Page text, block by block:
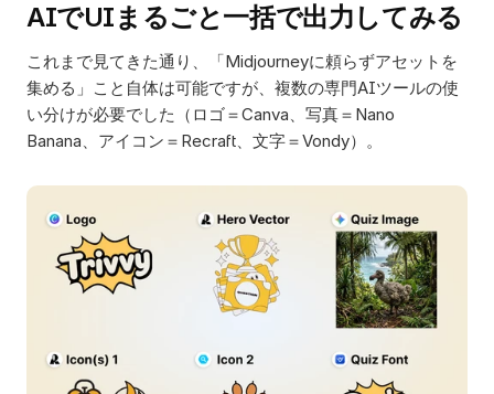
AIでUIまるごと一括で出力してみる
これまで見てきた通り、「Midjourneyに頼らずアセットを
集める」こと自体は可能ですが、複数の専門AIツールの使
い分けが必要でした（ロゴ＝Canva、写真＝Nano
Banana、アイコン＝Recraft、文字＝Vondy）。